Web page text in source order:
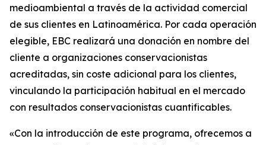
medioambiental a través de la actividad comercial
de sus clientes en Latinoamérica. Por cada operación
elegible, EBC realizará una donación en nombre del
cliente a organizaciones conservacionistas
acreditadas, sin coste adicional para los clientes,
vinculando la participación habitual en el mercado
con resultados conservacionistas cuantificables.
«Con la introducción de este programa, ofrecemos a